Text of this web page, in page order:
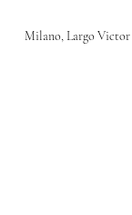
Milano, Largo Victor